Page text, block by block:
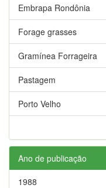
Embrapa Rondônia
Forage grasses
Gramínea Forrageira
Pastagem
Porto Velho
Ano de publicação
1988